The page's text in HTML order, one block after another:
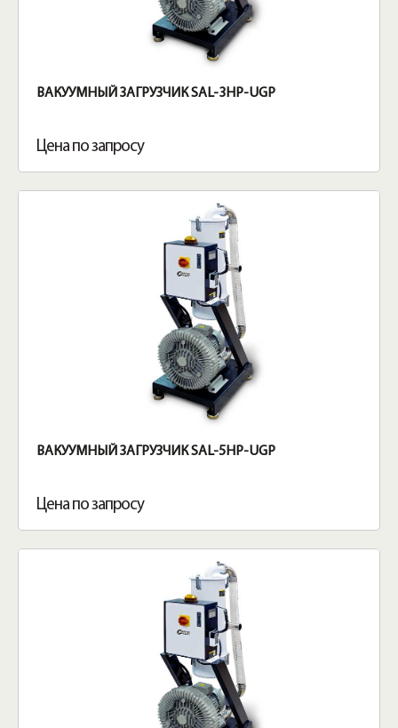
ВАКУУМНЫЙ ЗАГРУЗЧИК SAL-3HP-UGP
Цена по запросу
ВАКУУМНЫЙ ЗАГРУЗЧИК SAL-5HP-UGP
Цена по запросу